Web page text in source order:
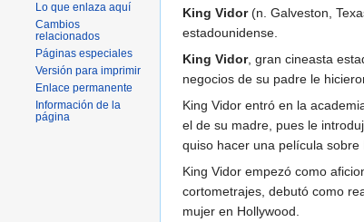
King Vidor(n. Galveston,
estadounidense.
King Vidor, gran cineasta
negocios de su padre le
King Vidor entró en la
el de su madre, pues le
quiso hacer una película
King Vidor empezó como
cortometrajes, debutó como
mujer en Hollywood.
Lo que enlaza aquí
Cambios
relacionados
Páginas especiales
Versión para imprimir
Enlace permanente
Información de la
página